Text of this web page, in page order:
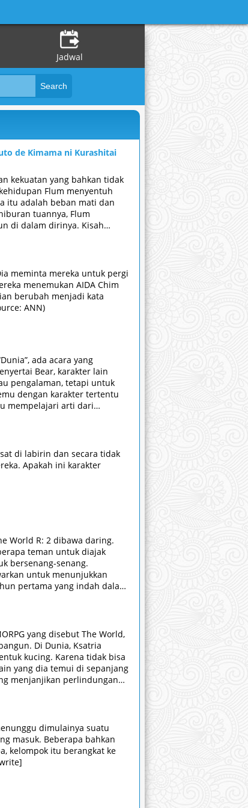
Jadwal
de Kimama ni Kurashitai
kekuatan yang bahkan tidak
Flum menyentuh
itu adalah beban mati dan
tuannya, Flum
di dalam dirinya. Kisah
meminta mereka untuk pergi
menemukan AIDA Chim
berubah menjadi kata
ANN)
ada acara yang
Bear, karakter lain
pengalaman, tetapi untuk
dengan karakter tertentu
mempelajari arti dari
di labirin dan secara tidak
Apakah ini karakter
World R: 2 dibawa daring.
teman untuk diajak
bersenang-senang.
untuk menunjukkan
pertama yang indah dalam
Tri-Edge merobeknya.
yang disebut The World,
Di Dunia, Ksatria
kucing. Karena tidak bisa
yang dia temui di sepanjang
menjanjikan perlindungan
dimulainya suatu
masuk. Beberapa bahkan
kelompok itu berangkat ke